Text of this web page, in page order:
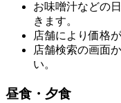
お味噌汁などの
きます。
店舗により価格
店舗検索の画面
い。
昼食・夕食